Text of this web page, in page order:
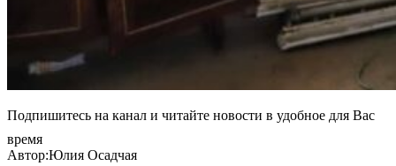
Подпишитесь на канал и читайте новости в удобное для Вас
время
Автор:Юлия Осадчая